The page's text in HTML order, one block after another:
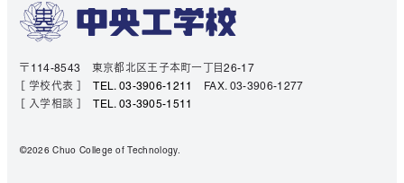
〒114-8543 東京都北区王子本町一丁目26-17
［ 学校代表 ］
TEL. 03-3906-1211
FAX. 03-3906-1277
［ 入学相談 ］
TEL. 03-3905-1511
©2026 Chuo College of Technology.